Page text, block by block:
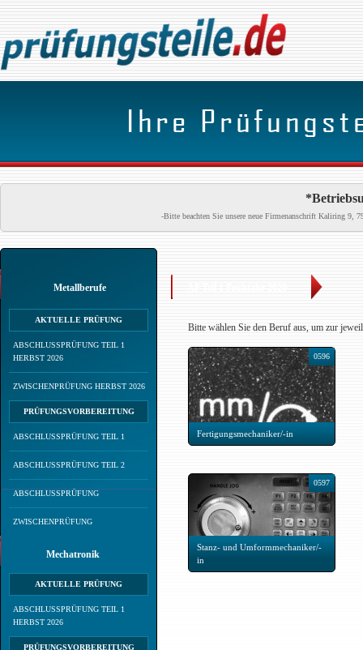
-Bitte beachten Sie unsere neue Firmenanschrift Kaliring 9,
Metallberufe
AKTUELLE PRÜFUNG
ABSCHLUSSPRÜFUNG TEIL 1
HERBST 2026
ZWISCHENPRÜFUNG HERBST 2026
PRÜFUNGSVORBEREITUNG
ABSCHLUSSPRÜFUNG TEIL 1
ABSCHLUSSPRÜFUNG TEIL 2
ABSCHLUSSPRÜFUNG
ZWISCHENPRÜFUNG
Mechatronik
AKTUELLE PRÜFUNG
ABSCHLUSSPRÜFUNG TEIL 1
HERBST 2026
PRÜFUNGSVORBEREITUNG
Bitte wählen Sie den Beruf aus, um zur
0596
Fertigungsmechaniker/-in
0597
Stanz- und Umformmechaniker/-
in